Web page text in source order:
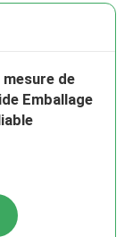
de
Emballage